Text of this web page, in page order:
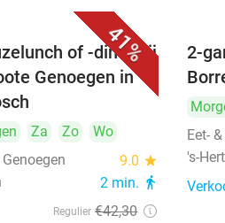
41%
of -diner bij
Genoegen in
Za Zo
Wo
9.0 star
2 min. directions_walk
Regulier €42,30
2-
Eet-
's-